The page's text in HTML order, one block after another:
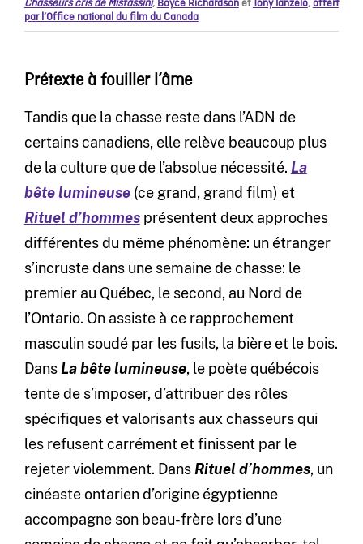
Chasseurs cris de Mistassini, Boyce Richardsonet Tony Ianzelo,offert
par l’Office national du film du Canada
Prétexte à fouiller l’âme
Tandis que la chasse reste dans l’ADN de
certains canadiens, elle relève beaucoup plus
de la culture que de l’absolue nécessité. La
bête lumineuse(ce grand, grand film) et
Rituel d’hommesprésentent deux approches
différentes du même phénomène: un étranger
s’incruste dans une semaine de chasse: le
premier au Québec, le second, au Nord de
l’Ontario. On assiste à ce rapprochement
masculin soudé par les fusils, la bière et le bois.
Dans La bête lumineuse, le poète québécois
tente de s’imposer, d’attribuer des rôles
spécifiques et valorisants aux chasseurs qui
les refusent carrément et finissent par le
rejeter violemment. Dans Rituel d’hommes, un
cinéaste ontarien d’origine égyptienne
accompagne son beau-frère lors d’une